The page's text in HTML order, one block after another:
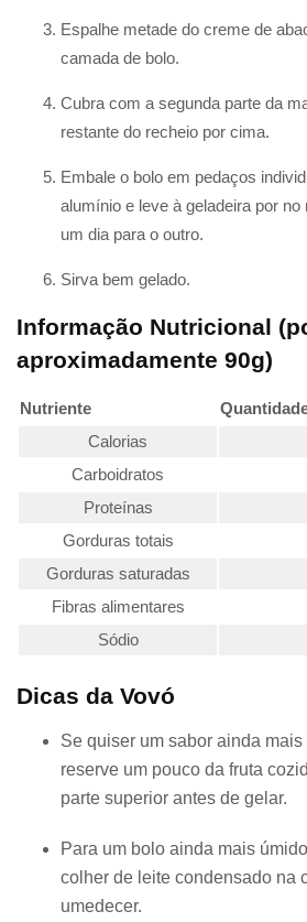
Espalhe metade do creme de
camada de bolo.
Cubra com a segunda parte da
restante do recheio por cima.
Embale o bolo em pedaços
alumínio e leve à geladeira por no
um dia para o outro.
Sirva bem gelado.
Informação Nutricional
aproximadamente 90g)
Nutriente
Calorias
Carboidratos
Proteínas
Gorduras totais
Gorduras saturadas
Fibras alimentares
Sódio
Dicas da Vovó
Se quiser um sabor ainda
reserve um pouco da fruta
parte superior antes de gelar.
Para um bolo ainda mais
colher de leite condensado na
umedecer.